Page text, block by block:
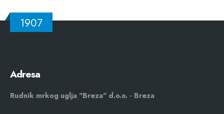
1907
Adresa
Rudnik mrkog uglja "Breza" d.o.o. - Breza